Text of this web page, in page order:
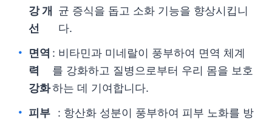
강 개
선
균 증식을 돕고 소화 기능을 향상시킵니
다.
면역
력
강화
: 비타민과 미네랄이 풍부하여 면역 체계
를 강화하고 질병으로부터 우리 몸을 보호
하는 데 기여합니다.
피부
: 항산화 성분이 풍부하여 피부 노화를 방